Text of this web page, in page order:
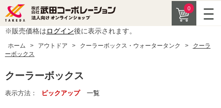
0
※販売価格はログイン後に表示されます。
ホーム > アウトドア > クーラーボックス・ウォータータンク >
クーラ
ーボックス
クーラーボックス
表示方法： ピックアップ 一覧